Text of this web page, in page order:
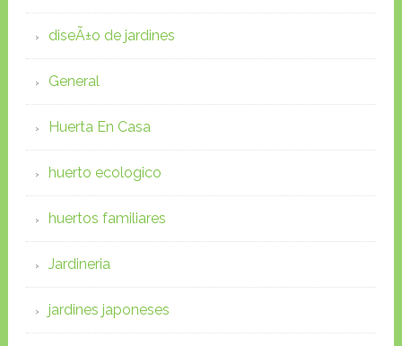
diseÃ±o de jardines
General
Huerta En Casa
huerto ecologico
huertos familiares
Jardineria
jardines japoneses